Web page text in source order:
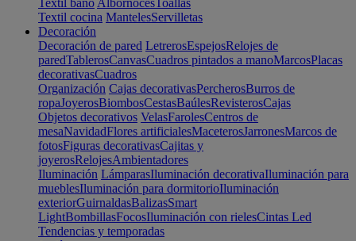
Textil baño AlbornocesToallas
Textil cocina MantelesServilletas
Decoración
Decoración de pared LetrerosEspejosRelojes de
paredTablerosCanvasCuadros pintados a manoMarcosPlacas
decorativasCuadros
Organización Cajas decorativasPercherosBurros de
ropaJoyerosBiombosCestasBaúlesRevisterosCajas
Objetos decorativos VelasFarolesCentros de
mesaNavidadFlores artificialesMaceterosJarronesMarcos de
fotosFiguras decorativasCajitas y
joyerosRelojesAmbientadores
Iluminación LámparasIluminación decorativaIluminación para
mueblesIluminación para dormitorioIluminación
exteriorGuirnaldasBalizasSmart
LightBombillasFocosIluminación con rielesCintas Led
Tendencias y temporadas